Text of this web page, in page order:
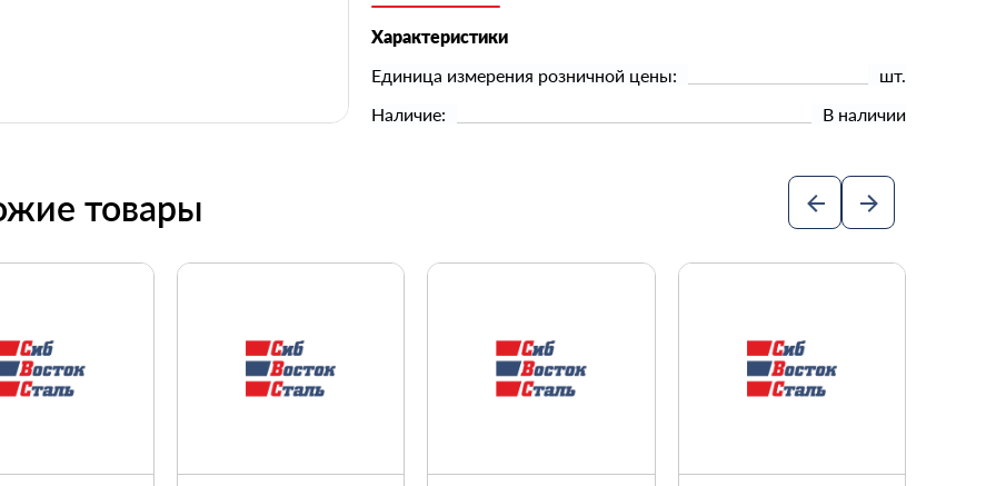
Характеристики
Единица измерения розничной цены:
шт.
Наличие:
В наличии
товары